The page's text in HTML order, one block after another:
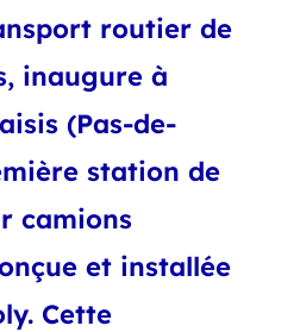
routier de
inaugure à
(Pas-de-
station de
camions
et installée
Cette